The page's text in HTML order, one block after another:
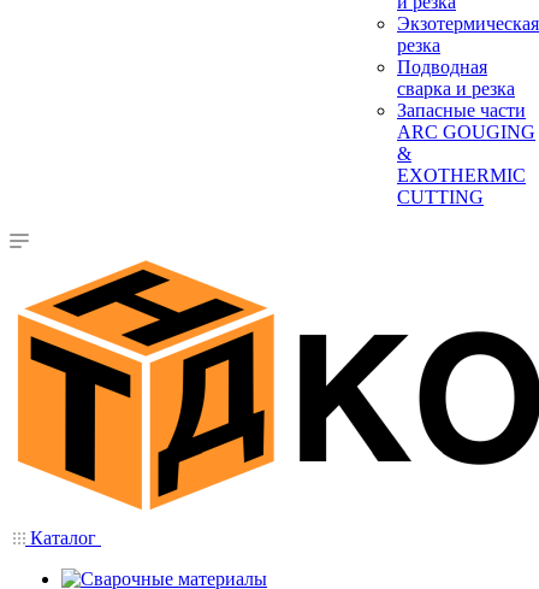
Экзотермическая
резка
Подводная
сварка и резка
Запасные части
ARC GOUGING
&
EXOTHERMIC
CUTTING
Каталог